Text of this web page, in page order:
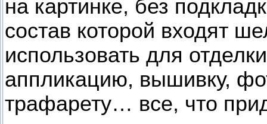
на картинке, без
состав которой входят
использовать для
аппликацию, вышивку,
трафарету… все, что